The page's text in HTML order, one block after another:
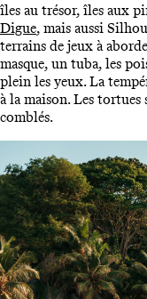
îles au trésor, îles aux
Digue, mais aussi
terrains de jeux à
masque, un tuba, les
plein les yeux. La
à la maison. Les tortues
comblés.